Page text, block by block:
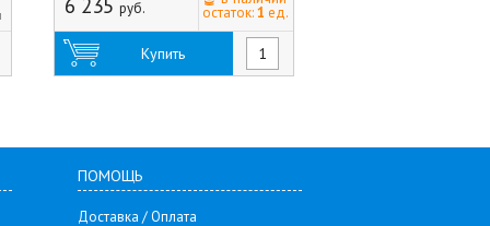
6 235 руб. остаток:1 ед.
Купить
ПОМОЩЬ
Доставка / Оплата